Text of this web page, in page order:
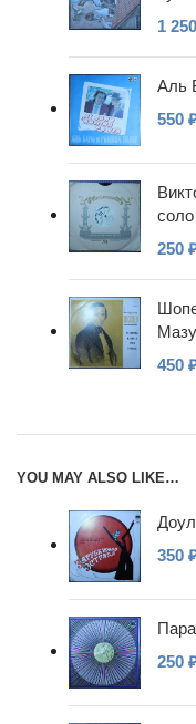
1 250
Аль
550
соло
250
450
YOU MAY ALSO LIKE…
350
250